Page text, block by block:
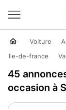
Voiture
Ile-de-france
45
occasion à